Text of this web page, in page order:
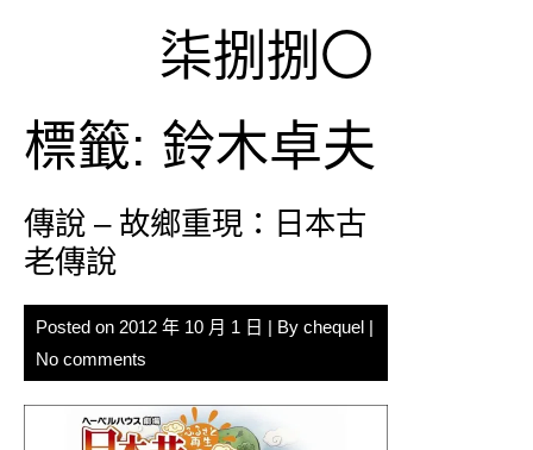
柒捌捌〇
標籤: 鈴木卓夫
傳說 – 故鄉重現：日本古
老傳說
Posted on 2012 年 10 月 1 日 | By chequel |
No comments